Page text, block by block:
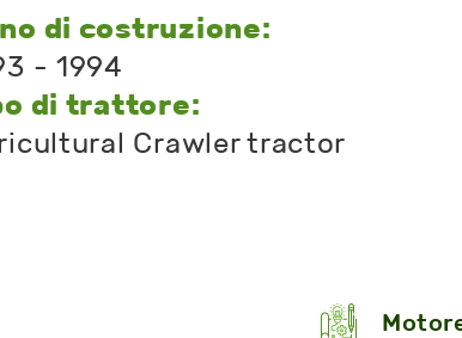
di costruzione:
- 1994
di trattore:
Crawler tractor